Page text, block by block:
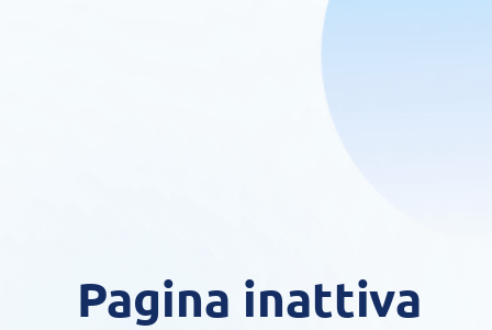
Pagina inattiva